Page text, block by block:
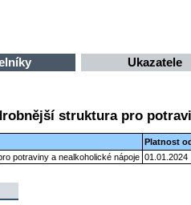
Ukazatele
struktura pro
Platnost
potraviny a nealkoholické nápoje 01.01.2024